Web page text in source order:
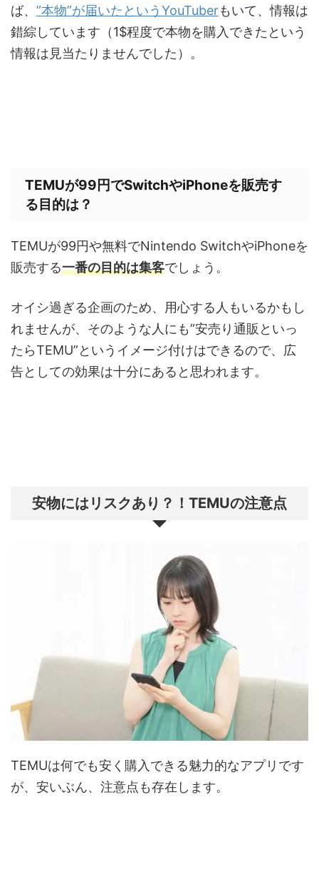
ば、 ”本物”が届いたというYouTuberもいて、情報は
錯綜しています（1$程度で本物を購入できたという
情報は見当たりませんでした）。
TEMUが99円でSwitchやiPhoneを販売す
る目的は？
TEMUが99円や無料でNintendo SwitchやiPhoneを
販売する一番の目的は集客でしょう。
オイシ過ぎる企画のため、用心する人もいるかもし
れませんが、そのような人にも”安売り通販といっ
たらTEMU”というイメージ付けはできるので、広
告としての効果は十分にあると思われます。
安物にはリスクあり？！TEMUの注意点
TEMUは何でも安く購入できる魅力的なアプリです
が、安いぶん、注意点も存在します。